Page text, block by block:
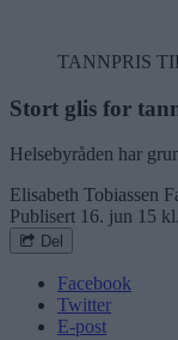
TANNPRIS
Stort glis for
Helsebyråden har
Elisabeth Tobiassen
Publisert 16. jun 15
Del
Facebook
Twitter
E-post